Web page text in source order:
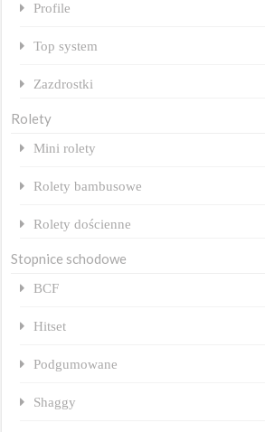
Profile
Top system
Zazdrostki
Rolety
Mini rolety
Rolety bambusowe
Rolety dościenne
Stopnice schodowe
BCF
Hitset
Podgumowane
Shaggy